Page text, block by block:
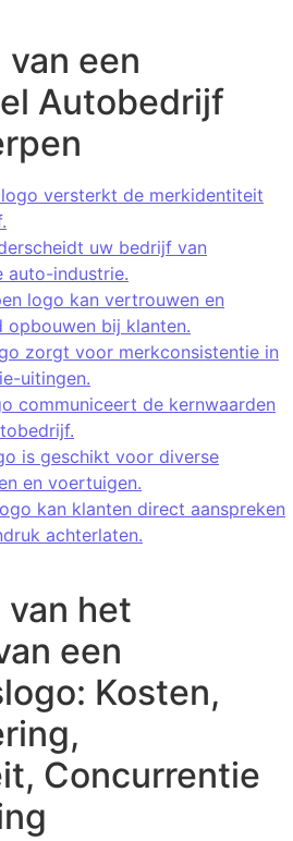
een
Autobedrijf
versterkt de merkidentiteit
uw bedrijf van
auto-industrie.
logo kan vertrouwen en
bij klanten.
zorgt voor merkconsistentie in
uitingen.
communiceert de kernwaarden
is geschikt voor diverse
en voertuigen.
kan klanten direct aanspreken
achterlaten.
het
een
Kosten,
Concurrentie